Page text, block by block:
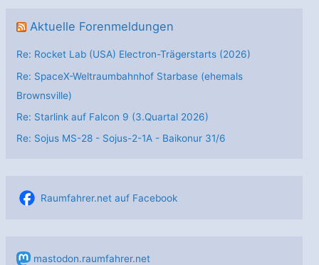
Aktuelle Forenmeldungen
Re: Rocket Lab (USA) Electron-Trägerstarts (2026)
Re: SpaceX-Weltraumbahnhof Starbase (ehemals
Brownsville)
Re: Starlink auf Falcon 9 (3.Quartal 2026)
Re: Sojus MS-28 - Sojus-2-1А - Baikonur 31/6
Raumfahrer.net auf Facebook
mastodon.raumfahrer.net